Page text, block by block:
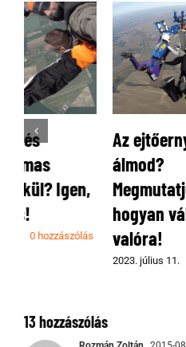
Az ejtőernyőzés az
álmod?
Megmutatjuk,
hogyan válhat
valóra!
0 hozzászólás
13 hozzászólás